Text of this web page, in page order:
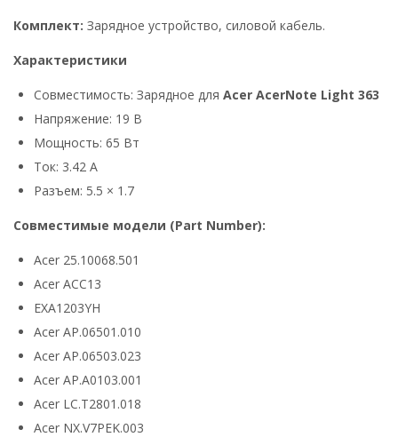
Комплект: Зарядное устройство, силовой кабель.
Характеристики
Совместимость: Зарядное для Acer AcerNote Light 363
Напряжение: 19 В
Мощность: 65 Вт
Ток: 3.42 А
Разъем: 5.5 × 1.7
Совместимые модели (Part Number):
Acer 25.10068.501
Acer ACC13
EXA1203YH
Acer AP.06501.010
Acer AP.06503.023
Acer AP.A0103.001
Acer LC.T2801.018
Acer NX.V7PEK.003